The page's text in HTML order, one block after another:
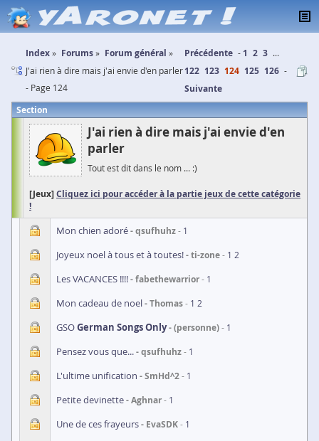
Index Forums Forum général
J'ai rien à dire mais j'ai envie d'en parler
- Page 124
Précédente 1 2 3 ...
122 123 124 125 126
Suivante
Section
J'ai rien à dire mais j'ai envie d'en
parler
Tout est dit dans le nom ... :)
[Jeux]Cliquez ici pour accéder à la partie jeux de cette catégorie
!
Mon chien adoré qsufhuhz 1
Joyeux noel à tous et à toutes! ti-zone 1 2
Les VACANCES !!!! fabethewarrior 1
Mon cadeau de noel Thomas 1 2
GSOGerman Songs Only (personne) 1
Pensez vous que... qsufhuhz 1
L'ultime unification SmHd^2 1
Petite devinette Aghnar 1
Une de ces frayeurs EvaSDK 1